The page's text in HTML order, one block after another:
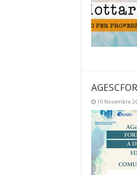
10 Novembre